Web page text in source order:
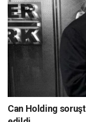
Can Holding